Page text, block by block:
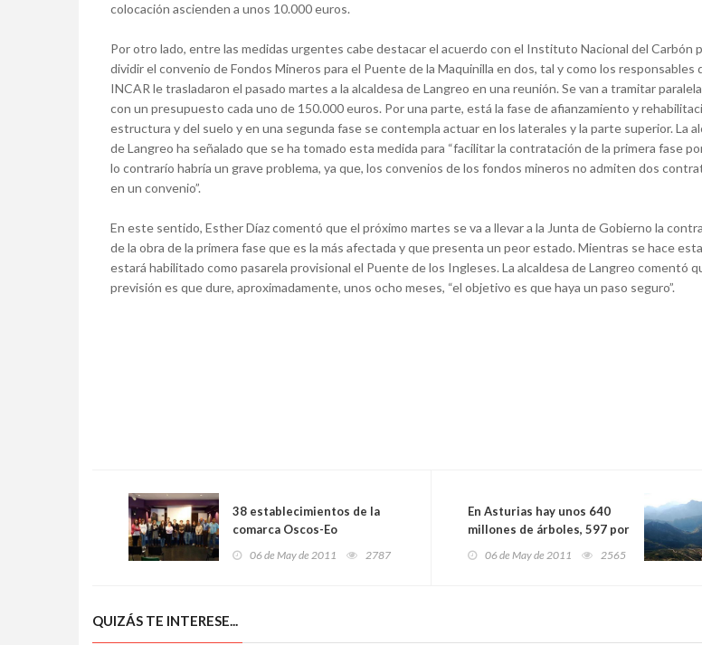
colocación ascienden a unos 10.000 euros.
Por otro lado, entre las medidas urgentes cabe destacar el acuerdo con el Instituto Nacional del Carbón
dividir el convenio de Fondos Mineros para el Puente de la Maquinilla en dos, tal y como los responsables
INCAR le trasladaron el pasado martes a la alcaldesa de Langreo en una reunión. Se van a tramitar
con un presupuesto cada uno de 150.000 euros. Por una parte, está la fase de afianzamiento y
estructura y del suelo y en una segunda fase se contempla actuar en los laterales y la parte superior. La
de Langreo ha señalado que se ha tomado esta medida para “facilitar la contratación de la primera fase
lo contrarío habría un grave problema, ya que, los convenios de los fondos mineros no admiten dos
en un convenio”.
En este sentido, Esther Díaz comentó que el próximo martes se va a llevar a la Junta de Gobierno la
de la obra de la primera fase que es la más afectada y que presenta un peor estado. Mientras se hace
estará habilitado como pasarela provisional el Puente de los Ingleses. La alcaldesa de Langreo comentó
previsión es que dure, aproximadamente, unos ocho meses, “el objetivo es que haya un paso seguro”.
38 establecimientos de la
comarca Oscos-Eo
comprometidos con la
Calidad Turística”
06 de May de 2011 2787
En Asturias hay unos 640
millones de árboles, 597 por
habitante
06 de May de 2011 2565
QUIZÁS TE INTERESE...